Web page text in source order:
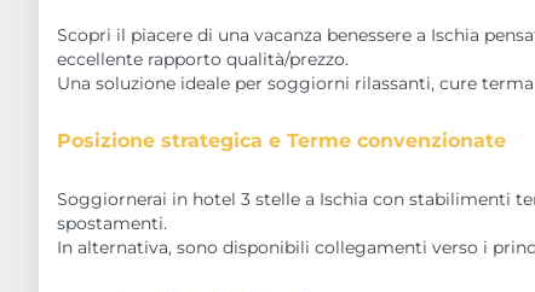
Scopri il piacere di una vacanza benessere a Ischia
eccellente rapporto qualità/prezzo.
Una soluzione ideale per soggiorni rilassanti, cure
Posizione strategica e Terme convenzionate
Soggiornerai in hotel 3 stelle a Ischia con stabilimenti
spostamenti.
In alternativa, sono disponibili collegamenti verso i